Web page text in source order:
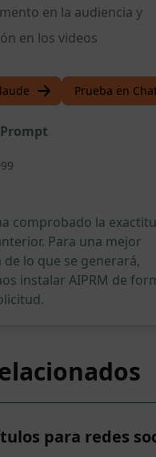
en la audiencia y
en los videos
Prueba en
comprobado la
Para una mejor
lo que se generará,
instalar AIPRM de
para redes